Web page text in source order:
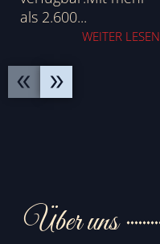
als 2.600...
WEITER LESEN
Über uns